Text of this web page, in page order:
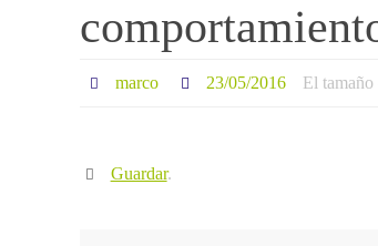
marco 23/05/2016 El
Guardar.